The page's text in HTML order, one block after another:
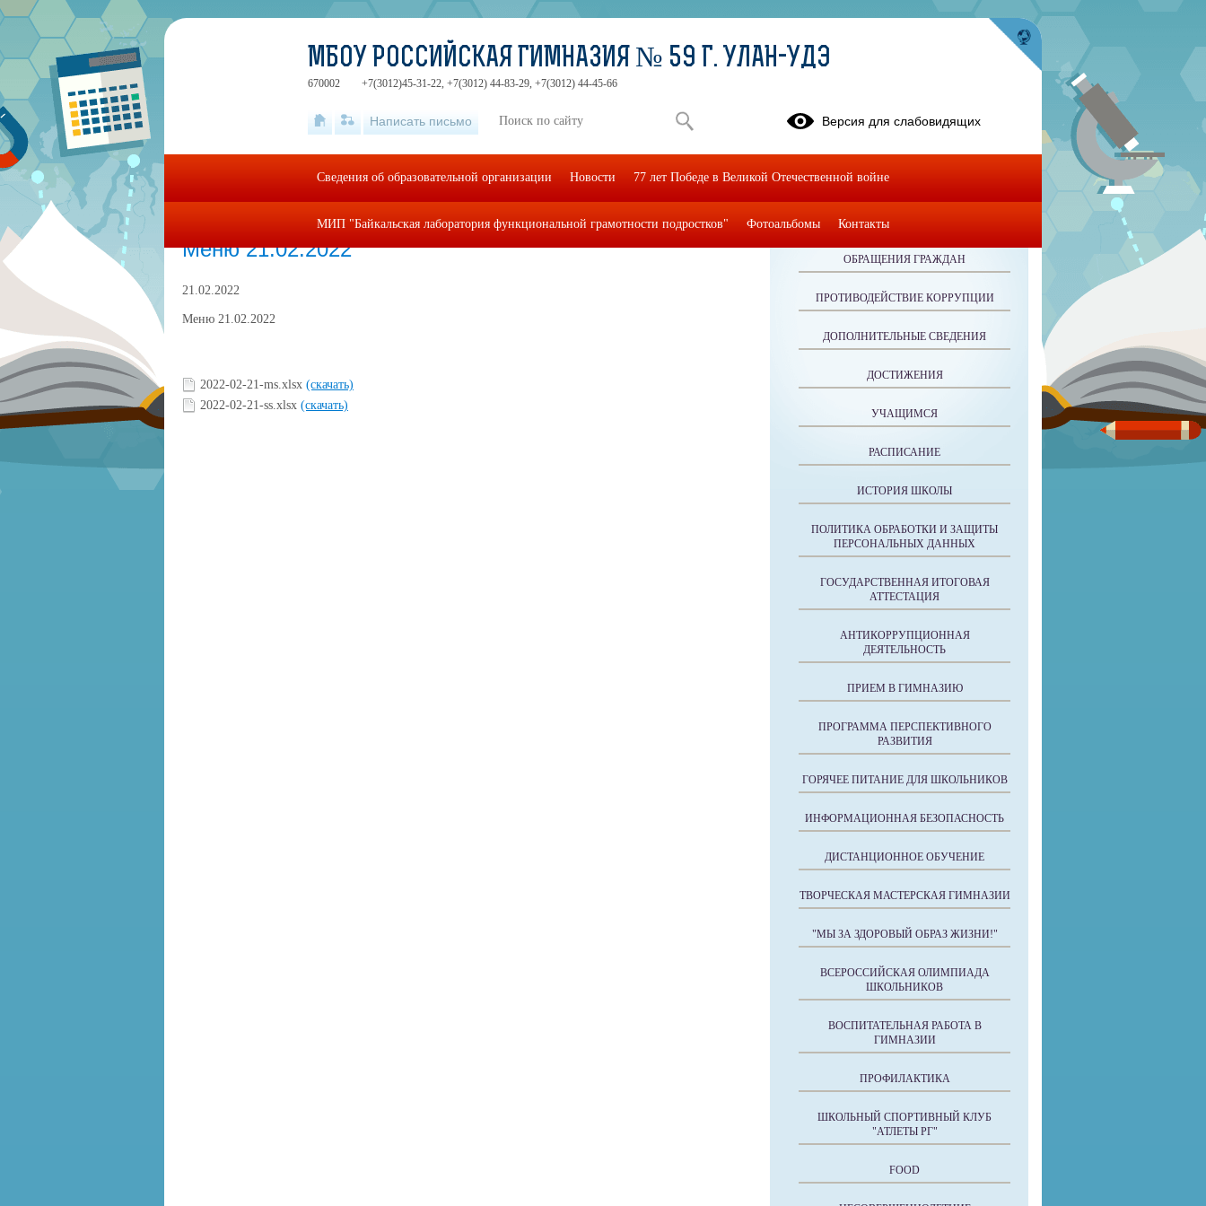
Меню 21.02.2022
Меню 21.02.2022
21.02.2022
Меню 21.02.2022
2022-02-21-ms.xlsx (скачать)
2022-02-21-ss.xlsx (скачать)
ОБРАЩЕНИЯ ГРАЖДАН
ПРОТИВОДЕЙСТВИЕ КОРРУПЦИИ
ДОПОЛНИТЕЛЬНЫЕ СВЕДЕНИЯ
ДОСТИЖЕНИЯ
УЧАЩИМСЯ
РАСПИСАНИЕ
ИСТОРИЯ ШКОЛЫ
ПОЛИТИКА ОБРАБОТКИ И ЗАЩИТЫ
ПЕРСОНАЛЬНЫХ ДАННЫХ
ГОСУДАРСТВЕННАЯ ИТОГОВАЯ
АТТЕСТАЦИЯ
АНТИКОРРУПЦИОННАЯ
ДЕЯТЕЛЬНОСТЬ
ПРИЕМ В ГИМНАЗИЮ
ПРОГРАММА ПЕРСПЕКТИВНОГО
РАЗВИТИЯ
ГОРЯЧЕЕ ПИТАНИЕ ДЛЯ ШКОЛЬНИКОВ
ИНФОРМАЦИОННАЯ БЕЗОПАСНОСТЬ
ДИСТАНЦИОННОЕ ОБУЧЕНИЕ
ТВОРЧЕСКАЯ МАСТЕРСКАЯ ГИМНАЗИИ
"МЫ ЗА ЗДОРОВЫЙ ОБРАЗ ЖИЗНИ!"
ВСЕРОССИЙСКАЯ ОЛИМПИАДА
ШКОЛЬНИКОВ
ВОСПИТАТЕЛЬНАЯ РАБОТА В
ГИМНАЗИИ
ПРОФИЛАКТИКА
ШКОЛЬНЫЙ СПОРТИВНЫЙ КЛУБ
"АТЛЕТЫ РГ"
FOOD
МБОУ РОССИЙСКАЯ ГИМНАЗИЯ № 59 Г. УЛАН-УДЭ
670002 +7(3012)45-31-22, +7(3012) 44-83-29, +7(3012) 44-45-66
Написать письмо Версия для слабовидящих
Сведения об образовательной организации Новости 77 лет Победе в Великой Отечественной войне
МИП "Байкальская лаборатория функциональной грамотности подростков" Фотоальбомы Контакты